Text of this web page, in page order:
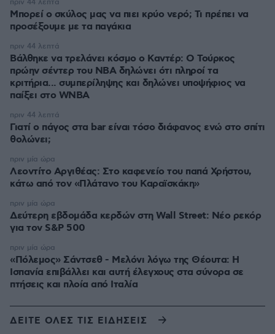
Μπορεί ο σκύλος μας να πιει κρύο νερό; Τι πρέπει να
προσέξουμε με τα παγάκια
πριν 44 λεπτά
Βάλθηκε να τρελάνει κόσμο ο Καντέρ: Ο Τούρκος
πρώην σέντερ του NBA δηλώνει ότι πληροί τα
κριτήρια... συμπερίληψης και δηλώνει υποψήφιος να
παίξει στο WNBA
πριν 44 λεπτά
Γιατί ο πάγος στα bar είναι τόσο διάφανος ενώ στο σπίτι
θολώνει;
πριν 44 λεπτά
Λεοντίτο Αργιθέας: Στο καφενείο του παπά Χρήστου,
κάτω από τον «Πλάτανο του Καραϊσκάκη»
πριν μία ώρα
Δεύτερη εβδομάδα κερδών στη Wall Street: Νέο ρεκόρ
για τον S&P 500
πριν μία ώρα
«Πόλεμος» Σάντσεθ - Μελόνι λόγω της Θέουτα: Η
Ισπανία επιβάλλει και αυτή έλεγχους στα σύνορα σε
πτήσεις και πλοία από Ιταλία
πριν μία ώρα
ΔΕΙΤΕ ΟΛΕΣ ΤΙΣ ΕΙΔΗΣΕΙΣ